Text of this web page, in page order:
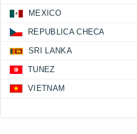
MEXICO
REPUBLICA CHECA
SRI LANKA
TUNEZ
VIETNAM